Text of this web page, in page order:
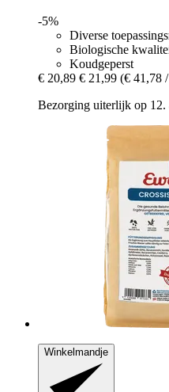
-5%
Diverse
Biologische
Koudgeperst
€ 20,89 € 21,99 (€ 41,78
Bezorging uiterlijk op 12.
Winkelmandje